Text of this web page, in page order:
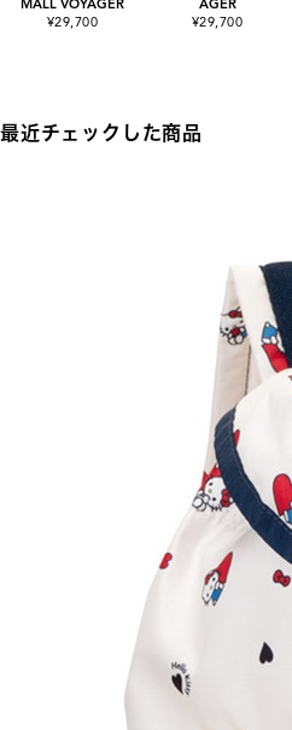
MALL VOYAGER
¥29,700
AGER
¥29,700
最近チェックした商品